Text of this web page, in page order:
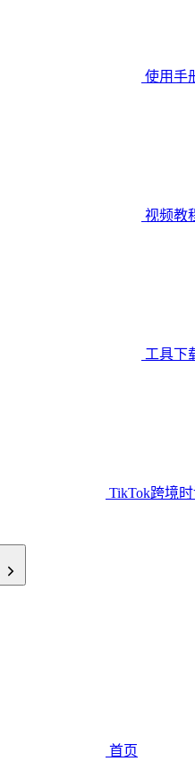
使用手
视频教
工具下
TikTok跨境
首页